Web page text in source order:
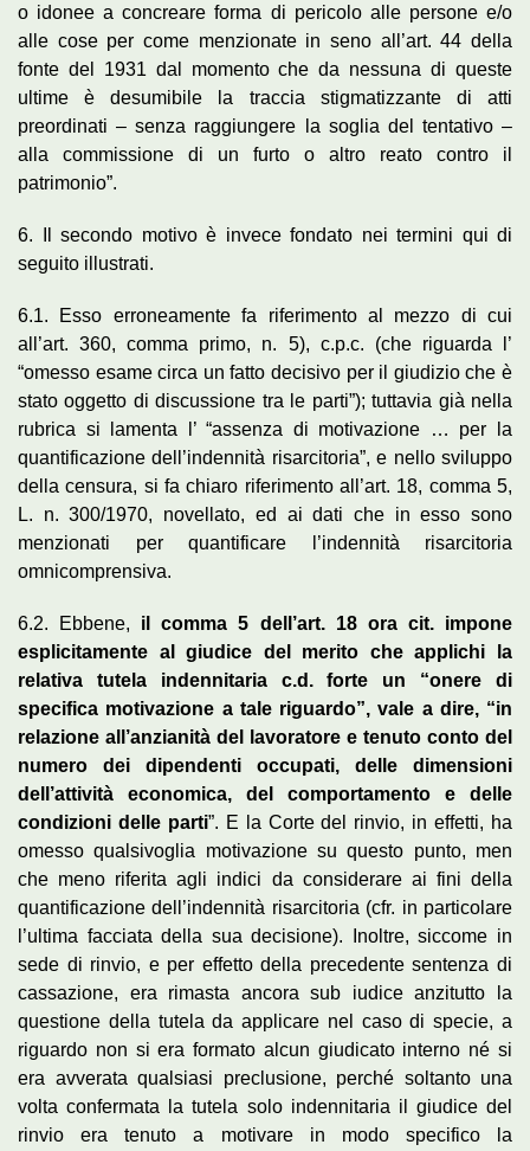
o idonee a concreare forma di pericolo alle persone e/o
alle cose per come menzionate in seno all’art. 44 della
fonte del 1931 dal momento che da nessuna di queste
ultime è desumibile la traccia stigmatizzante di atti
preordinati – senza raggiungere la soglia del tentativo –
alla commissione di un furto o altro reato contro il
patrimonio”.
6. Il secondo motivo è invece fondato nei termini qui di
seguito illustrati.
6.1. Esso erroneamente fa riferimento al mezzo di cui
all’art. 360, comma primo, n. 5), c.p.c. (che riguarda l’
“omesso esame circa un fatto decisivo per il giudizio che è
stato oggetto di discussione tra le parti”); tuttavia già nella
rubrica si lamenta l’ “assenza di motivazione … per la
quantificazione dell’indennità risarcitoria”, e nello sviluppo
della censura, si fa chiaro riferimento all’art. 18, comma 5,
L. n. 300/1970, novellato, ed ai dati che in esso sono
menzionati per quantificare l’indennità risarcitoria
omnicomprensiva.
6.2. Ebbene, il comma 5 dell’art. 18 ora cit. impone
esplicitamente al giudice del merito che applichi la
relativa tutela indennitaria c.d. forte un “onere di
specifica motivazione a tale riguardo”, vale a dire, “in
relazione all’anzianità del lavoratore e tenuto conto del
numero dei dipendenti occupati, delle dimensioni
dell’attività economica, del comportamento e delle
condizioni delle parti”. E la Corte del rinvio, in effetti, ha
omesso qualsivoglia motivazione su questo punto, men
che meno riferita agli indici da considerare ai fini della
quantificazione dell’indennità risarcitoria (cfr. in particolare
l’ultima facciata della sua decisione). Inoltre, siccome in
sede di rinvio, e per effetto della precedente sentenza di
cassazione, era rimasta ancora sub iudice anzitutto la
questione della tutela da applicare nel caso di specie, a
riguardo non si era formato alcun giudicato interno né si
era avverata qualsiasi preclusione, perché soltanto una
volta confermata la tutela solo indennitaria il giudice del
rinvio era tenuto a motivare in modo specifico la